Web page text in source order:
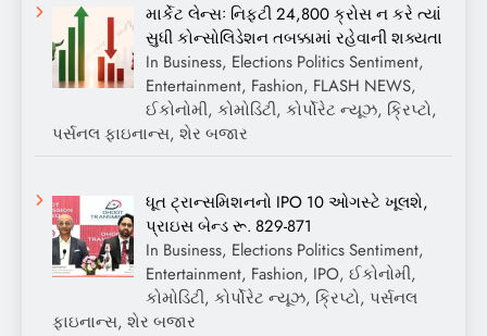
માર્કેટ લેન્સઃ નિફ્ટી 24,800 ક્રોસ ન કરે ત્યાં
સુધી કોન્સોલિડેશન તબક્કામાં રહેવાની શક્યતા
In Business, Elections Politics Sentiment,
Entertainment, Fashion, FLASH NEWS,
ઈકોનોમી, કોમોડિટી, કોર્પોરેટ ન્યૂઝ, ક્રિપ્ટો,
પર્સનલ ફાઇનાન્સ, શેર બજાર
ધૂત ટ્રાન્સમિશનનો IPO 10 ઓગસ્ટે ખૂલશે,
પ્રાઇસ બેન્ડ રૂ. 829-871
In Business, Elections Politics Sentiment,
Entertainment, Fashion, IPO, ઈકોનોમી,
કોમોડિટી, કોર્પોરેટ ન્યૂઝ, ક્રિપ્ટો, પર્સનલ
ફાઇનાન્સ, શેર બજાર